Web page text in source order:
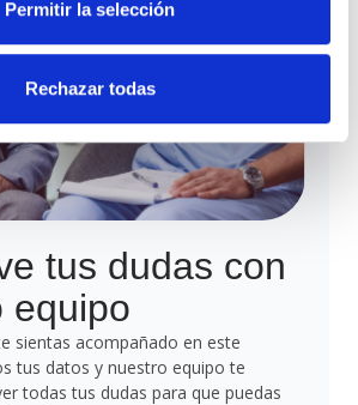
Permitir la selección
Rechazar todas
tus dudas con
equipo
sientas acompañado en este
tus datos y nuestro equipo te
todas tus dudas para que puedas